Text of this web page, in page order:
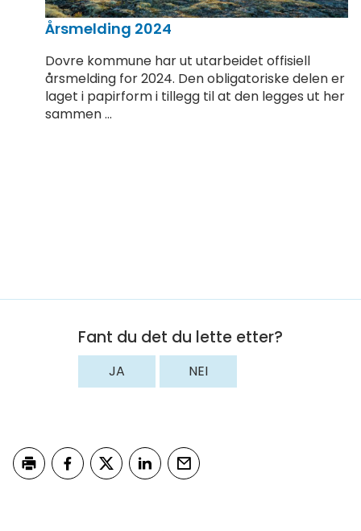
Årsmelding 2024
Dovre kommune har ut utarbeidet offisiell
årsmelding for 2024. Den obligatoriske delen er
laget i papirform i tillegg til at den legges ut her
sammen ...
Fant du det du lette etter?
JA NEI